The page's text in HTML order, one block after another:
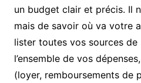
un budget clair et précis. Il
mais de savoir où va votre
lister toutes vos sources de
l’ensemble de vos
(loyer, remboursements de